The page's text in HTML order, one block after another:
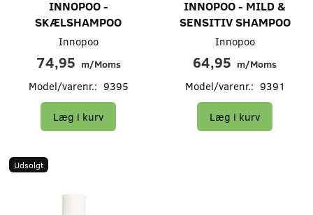
INNOPOO -
SKÆLSHAMPOO
Innopoo
74,95 m/Moms
Model/varenr.: 9395
Læg i kurv
INNOPOO - MILD &
SENSITIV SHAMPOO
Innopoo
64,95 m/Moms
Model/varenr.: 9391
Læg i kurv
Udsolgt